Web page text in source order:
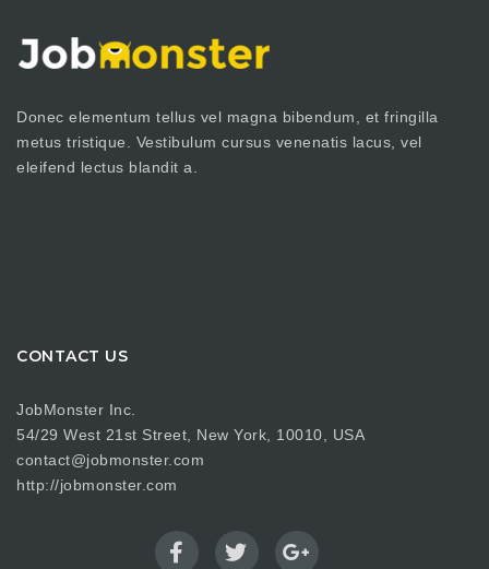
Donec elementum tellus vel magna bibendum, et fringilla
metus tristique. Vestibulum cursus venenatis lacus, vel
eleifend lectus blandit a.
CONTACT US
JobMonster Inc.
54/29 West 21st Street, New York, 10010, USA
contact@jobmonster.com
http://jobmonster.com